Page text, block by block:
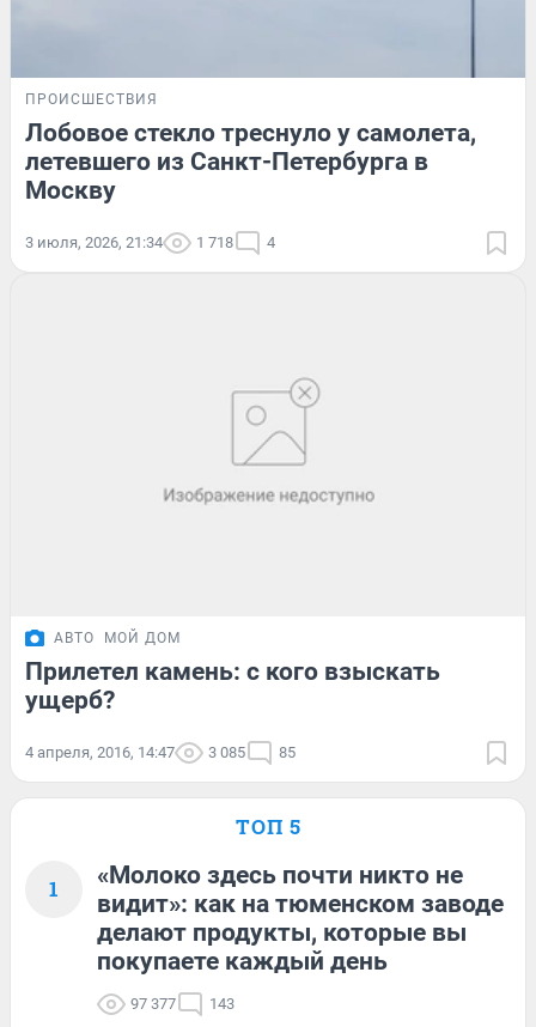
ПРОИСШЕСТВИЯ
Лобовое стекло треснуло у самолета,
летевшего из Санкт-Петербурга в
Москву
3 июля, 2026, 21:34 1 718 4
АВТО МОЙ ДОМ
Прилетел камень: с кого взыскать
ущерб?
4 апреля, 2016, 14:47 3 085 85
ТОП 5
1
«Молоко здесь почти никто не
видит»: как на тюменском заводе
делают продукты, которые вы
покупаете каждый день
97 377 143